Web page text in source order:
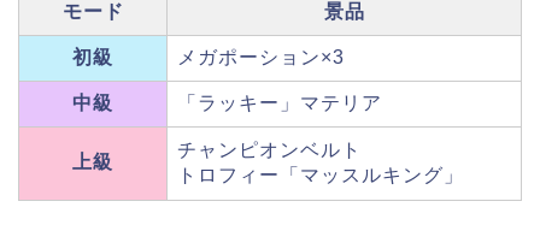
モード 景品
初級 メガポーション×3
中級 「ラッキー」マテリア
上級
チャンピオンベルト
トロフィー「マッスルキング」